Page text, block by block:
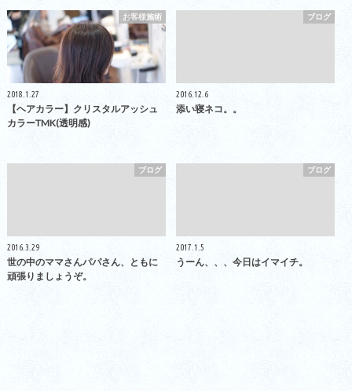
お客様施術
2018.1.27
【ヘアカラー】クリスタルアッシュ
カラーTMK(透明感)
ブログ
2016.12.6
添い寝ネコ。。
ブログ
2016.3.29
世の中のママさんパパさん、ともに
頑張りましょうぞ。
ブログ
2017.1.5
うーん、、、今日はイマイチ。